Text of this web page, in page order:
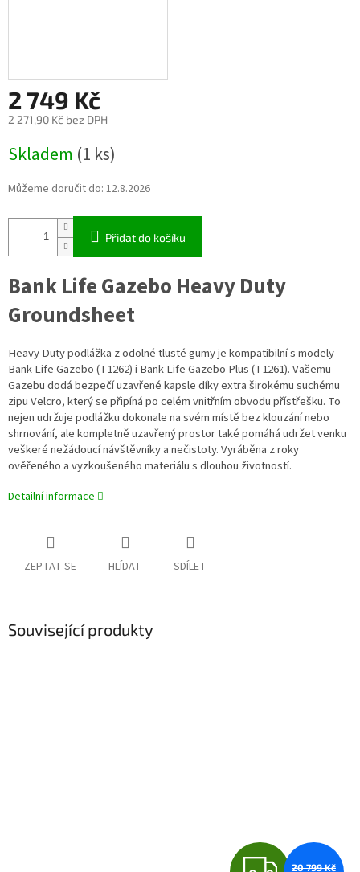
2 749 Kč
2 271,90 Kč bez DPH
cena:
Skladem (1 ks)
Můžeme doručit do: 12.8.2026
Přidat do košíku
Bank Life Gazebo Heavy Duty
Groundsheet
Heavy Duty podlážka z odolné tlusté gumy je kompatibilní s modely
Bank Life Gazebo (T1262) i Bank Life Gazebo Plus (T1261). Vašemu
Gazebu dodá bezpečí uzavřené kapsle díky extra širokému suchému
zipu Velcro, který se připíná po celém vnitřním obvodu přístřešku. To
nejen udržuje podlážku dokonale na svém místě bez klouzání nebo
shrnování, ale kompletně uzavřený prostor také pomáhá udržet venku
veškeré nežádoucí návštěvníky a nečistoty. Vyráběna z roky
ověřeného a vyzkoušeného materiálu s dlouhou životností.
Detailní informace
ZEPTAT SE HLÍDAT SDÍLET
Související produkty
20 799 Kč